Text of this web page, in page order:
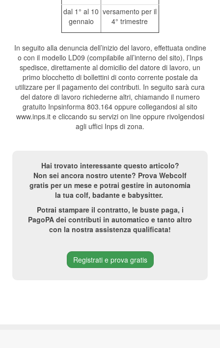
dal 1° al 10
gennaio
versamento per il
4° trimestre
In seguito alla denuncia dell’inizio del lavoro, effettuata ondine
o con il modello LD09 (compilabile all’interno del sito), l’Inps
spedisce, direttamente al domicilio del datore di lavoro, un
primo blocchetto di bollettini di conto corrente postale da
utilizzare per il pagamento dei contributi. In seguito sarà cura
del datore di lavoro richiederne altri, chiamando il numero
gratuito Inpsinforma 803.164 oppure collegandosi al sito
www.inps.it e cliccando su servizi on line oppure rivolgendosi
agli uffici Inps di zona.
Hai trovato interessante questo articolo?
Non sei ancora nostro utente? Prova Webcolf
gratis per un mese e potrai gestire in autonomia
la tua colf, badante e babysitter.
Potrai stampare il contratto, le buste paga, i
PagoPA dei contributi in automatico e tanto altro
con la nostra assistenza qualificata!
Registrati e prova gratis